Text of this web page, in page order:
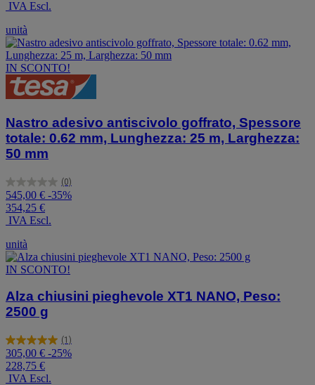
stelle.
IVA Escl.
unità
IN SCONTO!
Nastro adesivo antiscivolo goffrato, Spessore
totale: 0.62 mm, Lunghezza: 25 m, Larghezza:
50 mm
(0)
0.0
su
5
stelle.
545,00 € -35%
354,25 €
IVA Escl.
unità
IN SCONTO!
Alza chiusini pieghevole XT1 NANO, Peso:
2500 g
(1)
5.0
su
5
305,00 € -25%
228,75 €
IVA Escl.